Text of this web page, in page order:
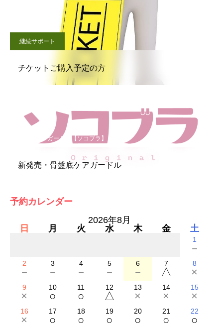
継続サポート
チケットご購入予定の方
骨盤底ケアガードル【ソコブラ】
新発売・骨盤底ケアガードル
予約カレンダー
2026年8月
日
月 火 水 木 金 土
1
－
2
－
3
－
4
－
5
－
6
－
7
△
8
×
9
×
10
○
11
○
12
△
13
×
14
×
15
×
16
×
17
○
18
○
19
○
20
○
21
○
22
○